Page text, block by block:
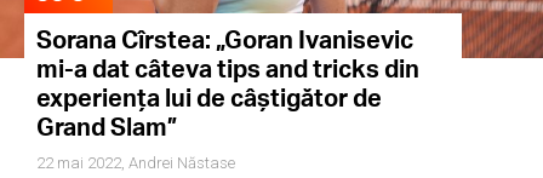
Sorana Cîrstea: „Goran Ivanisevic
mi-a dat câteva tips and tricks din
experiența lui de câștigător de
Grand Slam”
22 mai 2022, Andrei Năstase